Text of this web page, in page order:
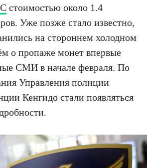
стоимостью около 1.4
Уже позже стало известно,
на стороннем холодном
о пропаже монет впервые
СМИ в начале февраля. По
Управления полиции
Кенгидо стали появляться